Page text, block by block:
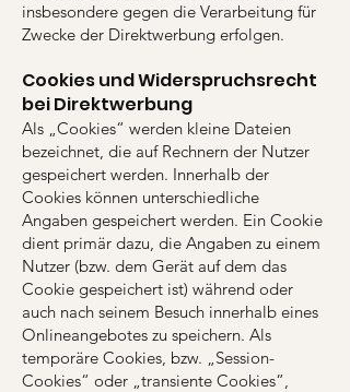
insbesondere gegen die Verarbeitung für
Zwecke der Direktwerbung erfolgen.
Cookies und Widerspruchsrecht
bei Direktwerbung
Als „Cookies“ werden kleine Dateien
bezeichnet, die auf Rechnern der Nutzer
gespeichert werden. Innerhalb der
Cookies können unterschiedliche
Angaben gespeichert werden. Ein Cookie
dient primär dazu, die Angaben zu einem
Nutzer (bzw. dem Gerät auf dem das
Cookie gespeichert ist) während oder
auch nach seinem Besuch innerhalb eines
Onlineangebotes zu speichern. Als
temporäre Cookies, bzw. „Session-
Cookies“ oder „transiente Cookies“,